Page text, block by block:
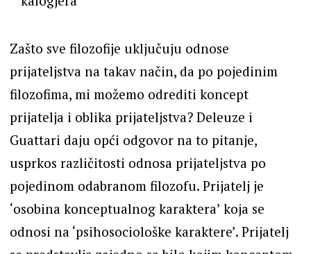
Zašto sve filozofije uključuju odnose
prijateljstva na takav način, da po pojedinim
filozofima, mi možemo odrediti koncept
prijatelja i oblika prijateljstva? Deleuze i
Guattari daju opći odgovor na to pitanje,
usprkos različitosti odnosa prijateljstva po
pojedinom odabranom filozofu. Prijatelj je
‘osobina konceptualnog karaktera’ koja se
odnosi na ‘psihosociološke karaktere’. Prijatelj